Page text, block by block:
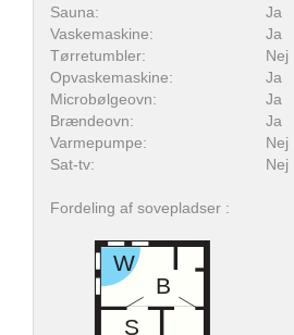
Sauna:
Ja
Vaskemaskine:
Ja
Tørretumbler:
Nej
Opvaskemaskine:
Ja
Microbølgeovn:
Ja
Brændeovn:
Ja
Varmepumpe:
Nej
Sat-tv:
Nej
Fordeling af sovepladser :